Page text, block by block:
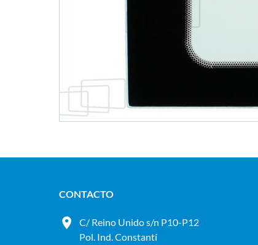
CONTACTO
C/ Reino Unido s/n P10-P12
Pol. Ind. Constantí